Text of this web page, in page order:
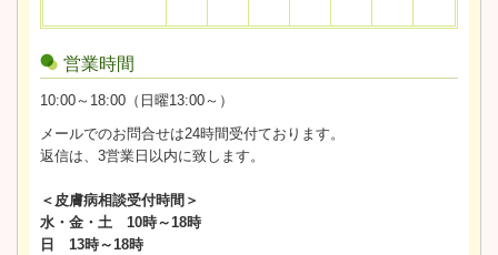
営業時間
10:00～18:00（日曜13:00～）
メールでのお問合せは24時間受付ております。
返信は、3営業日以内に致します。
＜皮膚病相談受付時間＞
水・金・土 10時～18時
日 13時～18時